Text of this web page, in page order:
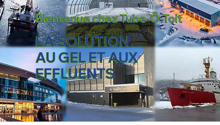
Bienvenue chez Tube-Ô-Toit
LA SOLUTION
AU GEL ET AUX
EFFLUENTS